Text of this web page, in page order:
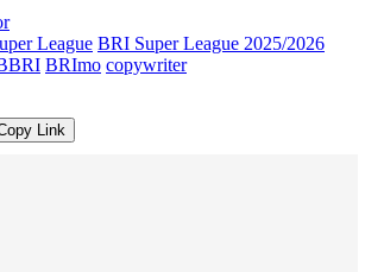
League BRI Super League 2025/2026
BRImo copywriter
Link